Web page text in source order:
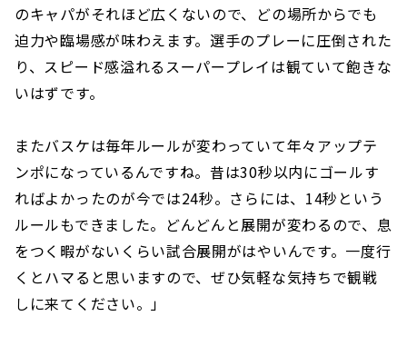
のキャパがそれほど広くないので、どの場所からでも
迫力や臨場感が味わえます。選手のプレーに圧倒された
り、スピード感溢れるスーパープレイは観ていて飽きな
いはずです。
またバスケは毎年ルールが変わっていて年々アップテ
ンポになっているんですね。昔は30秒以内にゴールす
ればよかったのが今では24秒。さらには、14秒という
ルールもできました。どんどんと展開が変わるので、息
をつく暇がないくらい試合展開がはやいんです。一度行
くとハマると思いますので、ぜひ気軽な気持ちで観戦
しに来てください。」